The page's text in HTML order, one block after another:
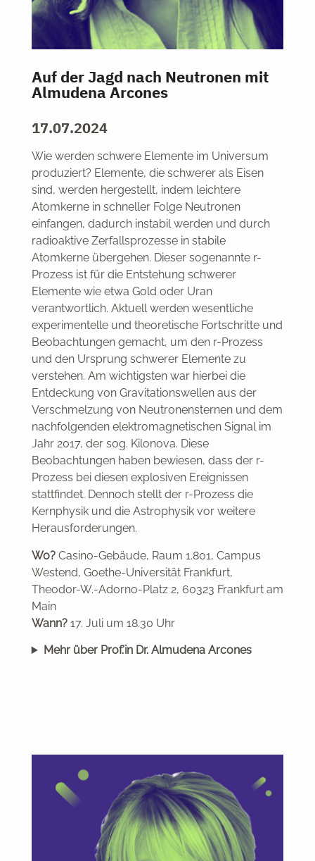
Auf der Jagd nach Neutronen mit
Almudena Arcones
17.07.2024
Wie werden schwere Elemente im Universum
produziert? Elemente, die schwerer als Eisen
sind, werden hergestellt, indem leichtere
Atomkerne in schneller Folge Neutronen
einfangen, dadurch instabil werden und durch
radioaktive Zerfallsprozesse in stabile
Atomkerne übergehen. Dieser sogenannte r-
Prozess ist für die Entstehung schwerer
Elemente wie etwa Gold oder Uran
verantwortlich. Aktuell werden wesentliche
experimentelle und theoretische Fortschritte und
Beobachtungen gemacht, um den r-Prozess
und den Ursprung schwerer Elemente zu
verstehen. Am wichtigsten war hierbei die
Entdeckung von Gravitationswellen aus der
Verschmelzung von Neutronensternen und dem
nachfolgenden elektromagnetischen Signal im
Jahr 2017, der sog. Kilonova. Diese
Beobachtungen haben bewiesen, dass der r-
Prozess bei diesen explosiven Ereignissen
stattfindet. Dennoch stellt der r-Prozess die
Kernphysik und die Astrophysik vor weitere
Herausforderungen.
Wo? Casino-Gebäude, Raum 1.801, Campus
Westend, Goethe-Universität Frankfurt,
Theodor-W.-Adorno-Platz 2, 60323 Frankfurt am
Main
Wann?17. Juli um 18.30 Uhr
Mehr über Prof.’in Dr. Almudena Arcones